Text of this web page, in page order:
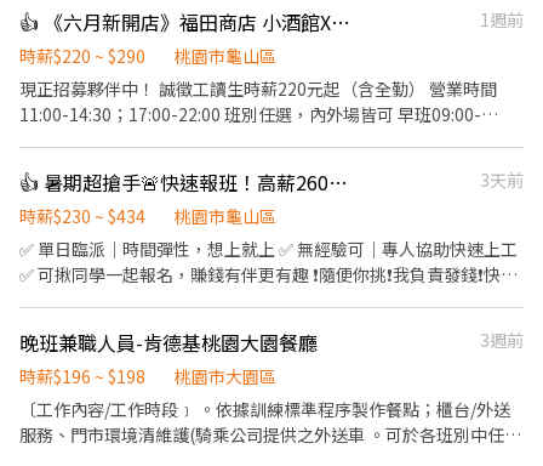
【基本保障與其他福利】 ①勞保、健保、勞退提撥6%、僱主意外
責任險 ②正式夥伴年終獎金與三節獎金、禮品 ③正式薪夥伴年假10
天起 （優於勞基法，依當年度在職比例發放) ④完整的教育訓練 ⑤
每日員工供膳 ⑥不定期店鋪聚會、聚餐 【工作內容】環境整理/其
👍 《六月新開店》福田商店 小酒館X食堂 計時夥伴
1週前
時薪$220 ~ $290
桃園市龜山區
現正招募夥伴中！ 誠徵工讀生時薪220元起（含全勤） 營業時間
11:00-14:30；17:00-22:00 班別任選，內外場皆可 早班09:00-
是陪伴」的精神，成為最有人情味的居酒屋。 【基本保障與其他福
利】 ①勞保、健保、勞退提撥6%、僱主意外責任險 ②正式夥伴年
終獎金與三節獎金、禮品 ③正式薪夥伴年假10天起 （優於勞基法，
依當年度在職比例發放) ④完整的教育訓練 ⑤每日員工供膳 ⑥不定
料/餐點擺盤、出餐/食安衛生管理/店鋪庫存管理/熟記內場各餐點製
作流程/其他主管交辦事項
👍 暑期超搶手🚨快速報班！高薪260🔥日領現賺💸多時段任選！
3天前
時薪$230 ~ $434
桃園市龜山區
✅ 單日臨派｜時間彈性，想上就上 ✅ 無經驗可｜專人協助快速上工
✅ 可揪同學一起報名，賺錢有伴更有趣 ❗️隨便你挑❗️我負責發錢❗️快找
17:30－22:30 夜班: 00:00－08:00 夜11班:23:00－08:00 晚9班：
21:00－06:00 ~~~~~~~~~~~~~~~~~~~~~~~~~~~~~~ 💸時薪230💸
專區 早9班：09:00 － 18:00 早8班：08:00 －17:00 午13班：13:00
－20:00 午14班：14:00－23:00 工作內容: 簡單分貨＋包裹整理 工作
地點： 📍地址: 桃園市龜山區頂湖二街
晚班兼職人員-肯德基桃園大園餐廳
3週前
時薪$196 ~ $198
桃園市大園區
〔工作內容/工作時段﹞ 。依據訓練標準程序製作餐點；櫃台/外送
服務、門市環境清維護(騎乘公司提供之外送車 。可於各班別中任選